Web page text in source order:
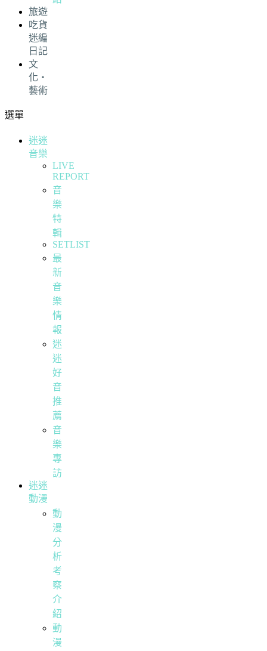
旅遊
吃貨
迷編
日記
文
化・
藝術
選單
迷迷
音樂
LIVE
REPORT
音
樂
特
輯
SETLIST
最
新
音
樂
情
報
迷
迷
好
音
推
薦
音
樂
專
訪
迷迷
動漫
動
漫
分
析
考
察
介
紹
動
漫